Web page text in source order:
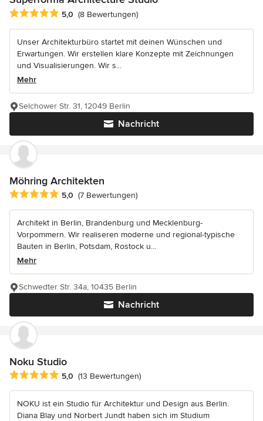
Durchschnittliche Bewertung: 5 von 5 Sternen
5,0 (8 Bewertungen)
Unser Architekturbüro startet mit deinen Wünschen und
Erwartungen. Wir erstellen klare Konzepte mit Zeichnungen
und Visualisierungen. Wir s...
Mehr
Nachricht
Selchower Str. 31, 12049 Berlin
Möhring Architekten
Durchschnittliche Bewertung: 5 von 5 Sternen
5,0 (7 Bewertungen)
Architekt in Berlin, Brandenburg und Mecklenburg-
Vorpommern. Wir realiseren moderne und regional-typische
Bauten in Berlin, Potsdam, Rostock u...
Mehr
Nachricht
Schwedter Str. 34a, 10435 Berlin
Noku Studio
Durchschnittliche Bewertung: 5 von 5 Sternen
5,0 (13 Bewertungen)
NOKU ist ein Studio für Architektur und Design aus Berlin.
Diana Blay und Norbert Jundt haben sich im Studium